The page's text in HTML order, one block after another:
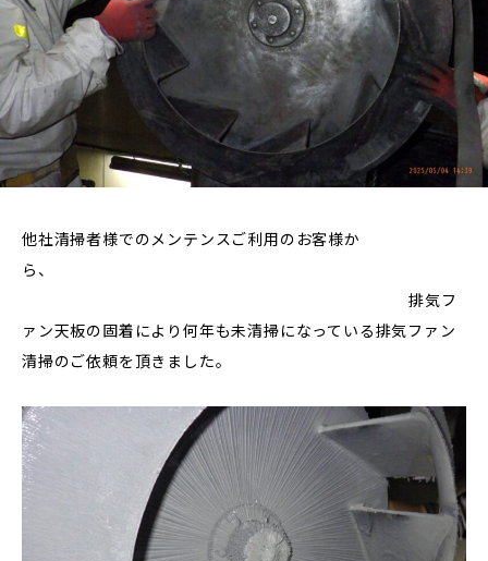
他社清掃者様でのメンテンスご利用のお客様か
ら、
排気フ
ァン天板の固着により何年も未清掃になっている排気ファン
清掃のご依頼を頂きました。